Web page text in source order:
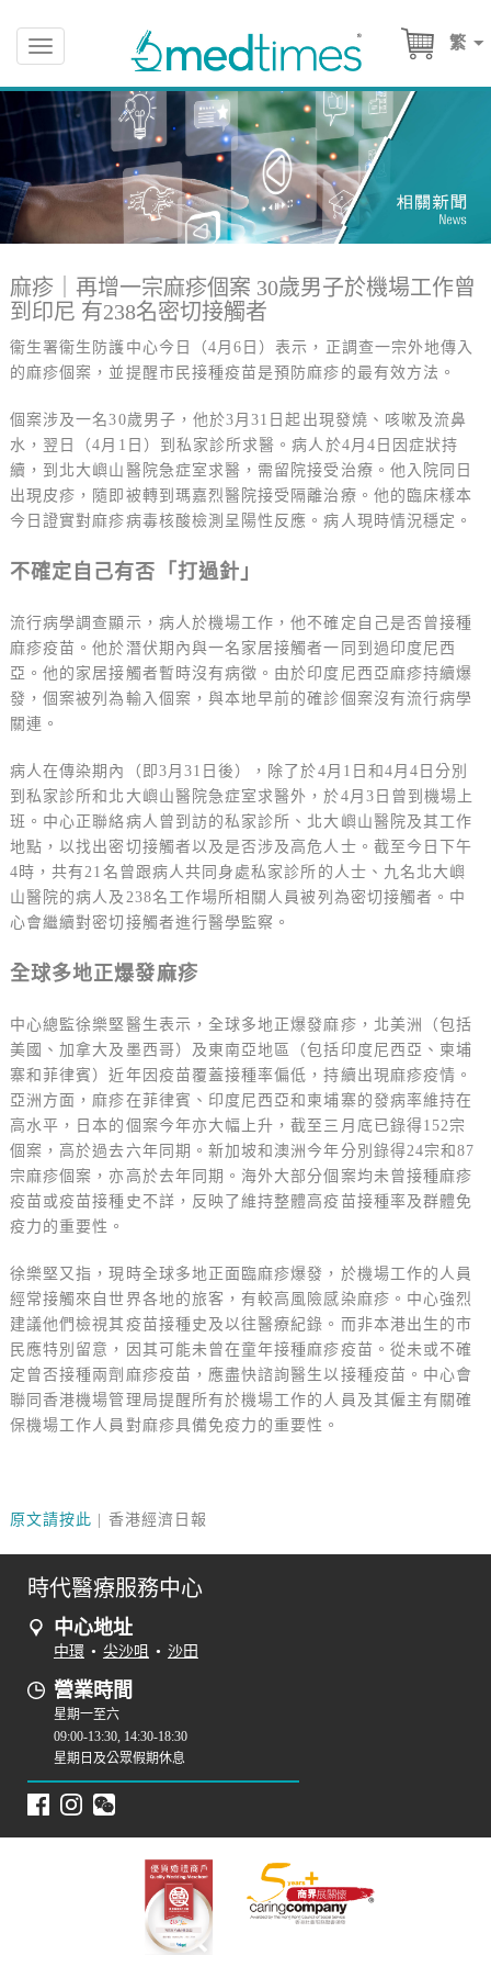
繁
Toggle
navigation
麻疹｜再增一宗麻疹個案 30歲男子於機場工作曾
到印尼 有238名密切接觸者
衞生署衞生防護中心今日（4月6日）表示，正調查一宗外地傳入
的麻疹個案，並提醒市民接種疫苗是預防麻疹的最有效方法。
個案涉及一名30歲男子，他於3月31日起出現發燒、咳嗽及流鼻
水，翌日（4月1日）到私家診所求醫。病人於4月4日因症狀持
續，到北大嶼山醫院急症室求醫，需留院接受治療。他入院同日
出現皮疹，隨即被轉到瑪嘉烈醫院接受隔離治療。他的臨床樣本
今日證實對麻疹病毒核酸檢測呈陽性反應。病人現時情況穩定。
不確定自己有否「打過針」
流行病學調查顯示，病人於機場工作，他不確定自己是否曾接種
麻疹疫苗。他於潛伏期內與一名家居接觸者一同到過印度尼西
亞。他的家居接觸者暫時沒有病徵。由於印度尼西亞麻疹持續爆
發，個案被列為輸入個案，與本地早前的確診個案沒有流行病學
關連。
病人在傳染期內（即3月31日後），除了於4月1日和4月4日分別
到私家診所和北大嶼山醫院急症室求醫外，於4月3日曾到機場上
班。中心正聯絡病人曾到訪的私家診所、北大嶼山醫院及其工作
地點，以找出密切接觸者以及是否涉及高危人士。截至今日下午
4時，共有21名曾跟病人共同身處私家診所的人士、九名北大嶼
山醫院的病人及238名工作場所相關人員被列為密切接觸者。中
心會繼續對密切接觸者進行醫學監察。
全球多地正爆發麻疹
中心總監徐樂堅醫生表示，全球多地正爆發麻疹，北美洲（包括
美國、加拿大及墨西哥）及東南亞地區（包括印度尼西亞、柬埔
寨和菲律賓）近年因疫苗覆蓋接種率偏低，持續出現麻疹疫情。
亞洲方面，麻疹在菲律賓、印度尼西亞和柬埔寨的發病率維持在
高水平，日本的個案今年亦大幅上升，截至三月底已錄得152宗
個案，高於過去六年同期。新加坡和澳洲今年分別錄得24宗和87
宗麻疹個案，亦高於去年同期。海外大部分個案均未曾接種麻疹
疫苗或疫苗接種史不詳，反映了維持整體高疫苗接種率及群體免
疫力的重要性。
徐樂堅又指，現時全球多地正面臨麻疹爆發，於機場工作的人員
經常接觸來自世界各地的旅客，有較高風險感染麻疹。中心強烈
建議他們檢視其疫苗接種史及以往醫療紀錄。而非本港出生的市
民應特別留意，因其可能未曾在童年接種麻疹疫苗。從未或不確
定曾否接種兩劑麻疹疫苗，應盡快諮詢醫生以接種疫苗。中心會
聯同香港機場管理局提醒所有於機場工作的人員及其僱主有關確
保機場工作人員對麻疹具備免疫力的重要性。
原文請按此 | 香港經濟日報
時代醫療服務中心
中心地址
中環 • 尖沙咀 • 沙田
營業時間
星期一至六
09:00-13:30, 14:30-18:30
星期日及公眾假期休息